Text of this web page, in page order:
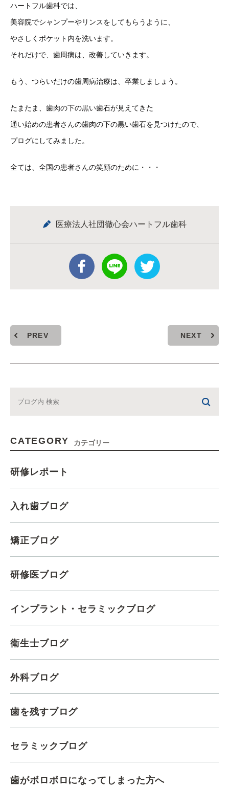
ハートフル歯科では、
美容院でシャンプーやリンスをしてもらうように、
やさしくポケット内を洗います。
それだけで、歯周病は、改善していきます。
もう、つらいだけの歯周病治療は、卒業しましょう。
たまたま、歯肉の下の黒い歯石が見えてきた
通い始めの患者さんの歯肉の下の黒い歯石を見つけたので、
プログにしてみました。
全ては、全国の患者さんの笑顔のために・・・
医療法人社団徹心会ハートフル歯科
PREV NEXT
CATEGORY カテゴリー
研修レポート
入れ歯ブログ
矯正ブログ
研修医ブログ
インプラント・セラミックブログ
衛生士ブログ
外科ブログ
歯を残すブログ
セラミックブログ
歯がボロボロになってしまった方へ